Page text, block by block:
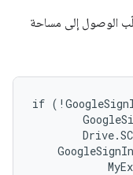
الوصول إلى مساحة
if